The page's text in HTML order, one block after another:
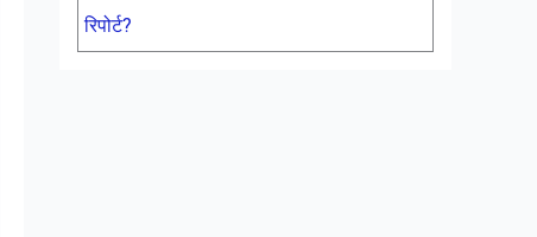
रिपोर्ट?